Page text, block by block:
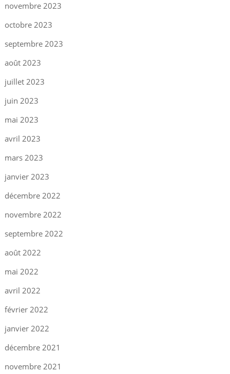
novembre 2023
octobre 2023
septembre 2023
août 2023
juillet 2023
juin 2023
mai 2023
avril 2023
mars 2023
janvier 2023
décembre 2022
novembre 2022
septembre 2022
août 2022
mai 2022
avril 2022
février 2022
janvier 2022
décembre 2021
novembre 2021